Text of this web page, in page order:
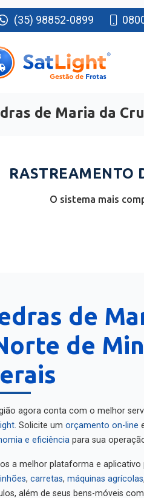
(35) 98852-0899
de Maria da
RASTREAMENTO
O sistema mais
de
de
agora conta com o melhor
. Solicite um orçamento on-line
e eficiência
para sua
a melhor plataforma e aplicativo
carretas máquinas agrícolas
além de seus bens-móveis